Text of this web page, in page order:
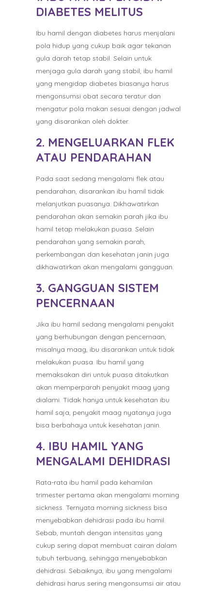
DIABETES MELITUS
Ibu hamil dengan diabetes harus menjalani
pola hidup yang cukup baik agar tekanan
gula darah tetap stabil. Selain untuk
menjaga gula darah yang stabil, ibu hamil
yang mengidap diabetes biasanya harus
mengonsumsi obat secara teratur dan
mengatur pola makan sesuai dengan jadwal
yang disarankan oleh dokter.
2. MENGELUARKAN FLEK
ATAU PENDARAHAN
Pada saat sedang mengalami flek atau
pendarahan, disarankan ibu hamil tidak
melanjutkan puasanya. Dikhawatirkan
pendarahan akan semakin parah jika ibu
hamil tetap melakukan puasa. Selain
pendarahan yang semakin parah,
perkembangan dan kesehatan janin juga
dikhawatirkan akan mengalami gangguan.
3. GANGGUAN SISTEM
PENCERNAAN
Jika ibu hamil sedang mengalami penyakit
yang berhubungan dengan pencernaan,
misalnya maag, ibu disarankan untuk tidak
melakukan puasa. Ibu hamil yang
memaksakan diri untuk puasa ditakutkan
akan memperparah penyakit maag yang
dialami. Tidak hanya untuk kesehatan ibu
hamil saja, penyakit maag nyatanya juga
bisa berbahaya untuk kesehatan janin.
4. IBU HAMIL YANG
MENGALAMI DEHIDRASI
Rata-rata ibu hamil pada kehamilan
trimester pertama akan mengalami morning
sickness. Ternyata morning sickness bisa
menyebabkan dehidrasi pada ibu hamil.
Sebab, muntah dengan intensitas yang
cukup sering dapat membuat cairan dalam
tubuh terbuang, sehingga menyebabkan
dehidrasi. Sebaiknya, ibu yang mengalami
dehidrasi harus sering mengonsumsi air atau